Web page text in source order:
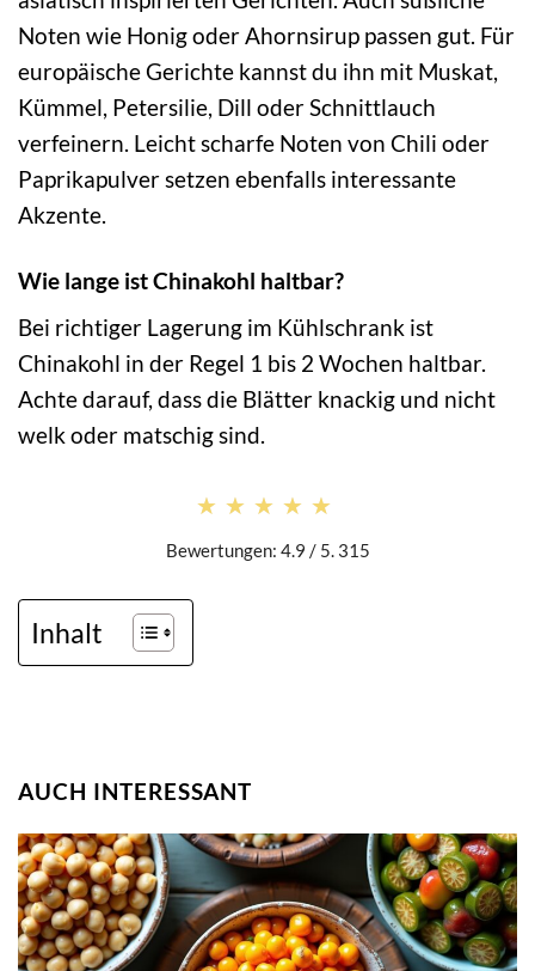
Noten wie Honig oder Ahornsirup passen gut. Für
europäische Gerichte kannst du ihn mit Muskat,
Kümmel, Petersilie, Dill oder Schnittlauch
verfeinern. Leicht scharfe Noten von Chili oder
Paprikapulver setzen ebenfalls interessante
Akzente.
Wie lange ist Chinakohl haltbar?
Bei richtiger Lagerung im Kühlschrank ist
Chinakohl in der Regel 1 bis 2 Wochen haltbar.
Achte darauf, dass die Blätter knackig und nicht
welk oder matschig sind.
★★★★★
★★★★★
Bewertungen: 4.9 / 5. 315
Inhalt
AUCH INTERESSANT